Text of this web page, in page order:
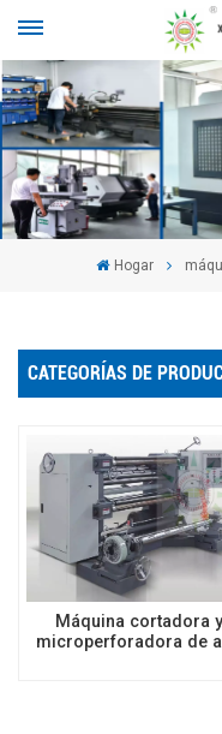
Hogar
CATEGORÍAS DE
Máquina cortadora y
microperforadora de